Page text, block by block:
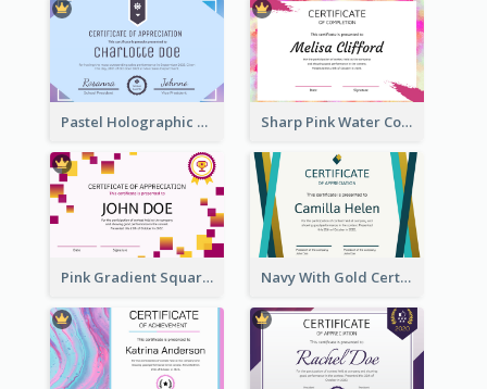
Pastel Holographic Certificate Of Appreciation Sharp Pink Water Color Certificate
Pink Gradient Squares Certificate Navy With Gold Certificate